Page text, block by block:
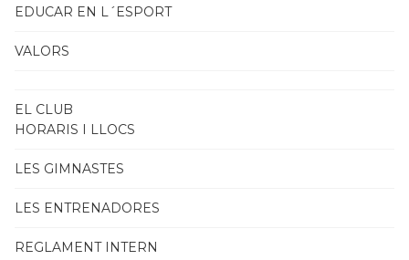
EDUCAR EN L´ESPORT
VALORS
EL CLUB
HORARIS I LLOCS
LES GIMNASTES
LES ENTRENADORES
REGLAMENT INTERN